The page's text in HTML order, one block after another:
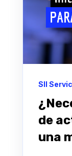
SII
de
una